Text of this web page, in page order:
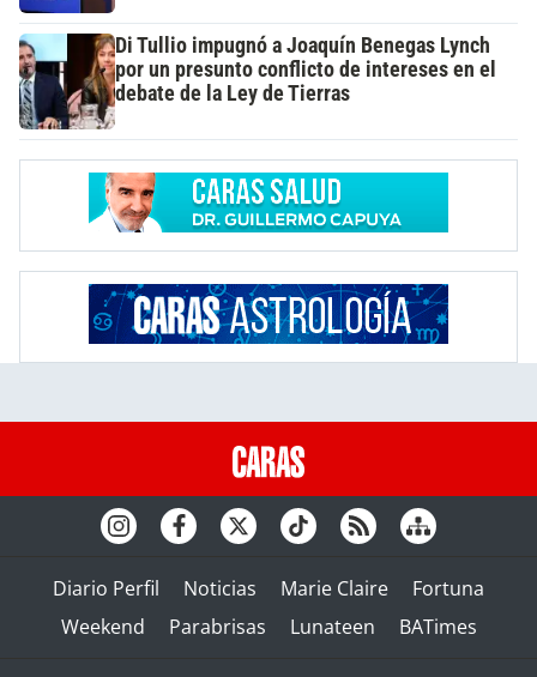
Di Tullio impugnó a Joaquín Benegas Lynch
por un presunto conflicto de intereses en el
debate de la Ley de Tierras
Diario Perfil Noticias Marie Claire
Fortuna
Weekend
Parabrisas Lunateen BATimes